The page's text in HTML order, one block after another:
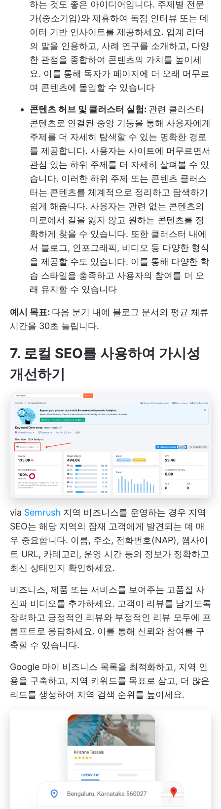
하는 것도 좋은 아이디어입니다. 주제별 전문
가(중소기업)와 제휴하여 독점 인터뷰 또는 데
이터 기반 인사이트를 제공하세요. 업계 리더
의 말을 인용하고, 사례 연구를 소개하고, 다양
한 관점을 종합하여 콘텐츠의 가치를 높이세
요. 이를 통해 독자가 페이지에 더 오래 머무르
며 콘텐츠에 몰입할 수 있습니다
콘텐츠 허브 및 클러스터 실험: 관련 클러스터
콘텐츠로 연결된 중앙 기둥을 통해 사용자에게
주제를 더 자세히 탐색할 수 있는 명확한 경로
를 제공합니다. 사용자는 사이트에 머무르면서
관심 있는 하위 주제를 더 자세히 살펴볼 수 있
습니다. 이러한 하위 주제 또는 콘텐츠 클러스
터는 콘텐츠를 체계적으로 정리하고 탐색하기
쉽게 해줍니다. 사용자는 관련 없는 콘텐츠의
미로에서 길을 잃지 않고 원하는 콘텐츠를 정
확하게 찾을 수 있습니다. 또한 클러스터 내에
서 블로그, 인포그래픽, 비디오 등 다양한 형식
을 제공할 수도 있습니다. 이를 통해 다양한 학
습 스타일을 충족하고 사용자의 참여를 더 오
래 유지할 수 있습니다
예시 목표: 다음 분기 내에 블로그 문서의 평균 체류
시간을 30초 늘립니다.
7. 로컬 SEO를 사용하여 가시성
개선하기
via Semrush 지역 비즈니스를 운영하는 경우 지역
SEO는 해당 지역의 잠재 고객에게 발견되는 데 매
우 중요합니다. 이름, 주소, 전화번호(NAP), 웹사이
트 URL, 카테고리, 운영 시간 등의 정보가 정확하고
최신 상태인지 확인하세요.
비즈니스, 제품 또는 서비스를 보여주는 고품질 사
진과 비디오를 추가하세요. 고객이 리뷰를 남기도록
장려하고 긍정적인 리뷰와 부정적인 리뷰 모두에 프
롬프트로 응답하세요. 이를 통해 신뢰와 참여를 구
축할 수 있습니다.
Google 마이 비즈니스 목록을 최적화하고, 지역 인
용을 구축하고, 지역 키워드를 목표로 삼고, 더 많은
리드를 생성하여 지역 검색 순위를 높이세요.